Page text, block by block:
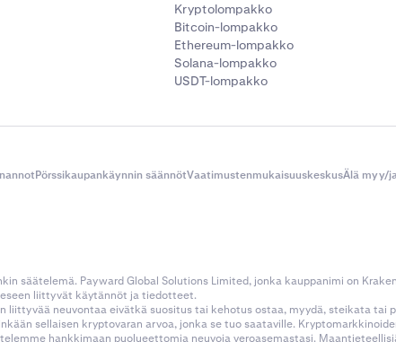
Kryptolompakko
Bitcoin-lompakko
Ethereum-lompakko
Solana-lompakko
USDT-lompakko
Pörssikaupankäynnin säännötVaatimustenmukaisuuskeskusÄlä myy/
säätelemä. Payward Global Solutions Limited, jonka kauppanimi on
liittyvät käytännöt ja tiedotteet.
neuvontaa eivätkä suositus tai kehotus ostaa, myydä, steikata
sellaisen kryptovaran arvoa, jonka se tuo saataville.
hankkimaan puolueettomia neuvoja veroasemastasi.